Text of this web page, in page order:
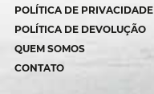
POLÍTICA DE PRIVACIDADE
POLÍTICA DE DEVOLUÇÃO
QUEM SOMOS
CONTATO